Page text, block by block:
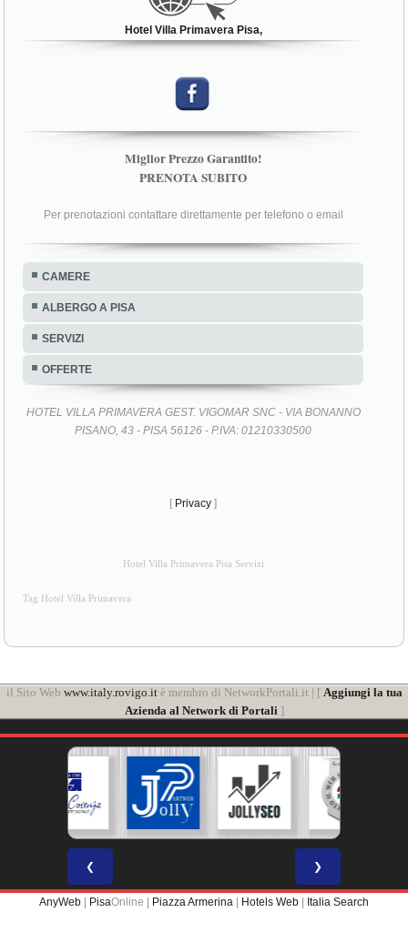
Hotel Villa Primavera Pisa,
Miglior Prezzo Garantito!
PRENOTA SUBITO
Per prenotazioni contattare direttamente per telefono o email
CAMERE
ALBERGO A PISA
SERVIZI
OFFERTE
HOTEL VILLA PRIMAVERA GEST. VIGOMAR SNC - VIA BONANNO
PISANO, 43 - PISA 56126 - P.IVA: 01210330500
[ Privacy ]
Hotel Villa Primavera Pisa Servizi
Tag Hotel Villa Primavera
il Sito Web www.italy.rovigo.itè membro di NetworkPortali.it | [ Aggiungi la tua
Azienda al Network di Portali ]
❮ ❯
AnyWeb | PisaOnline | Piazza Armerina | Hotels Web | Italia Search